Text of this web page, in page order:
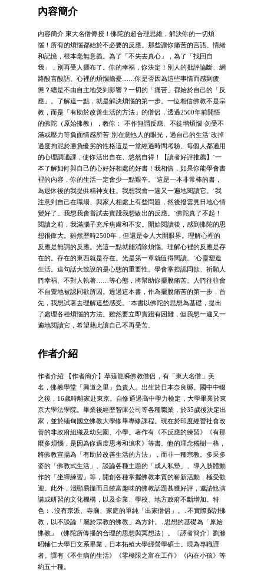
內容簡介
內容簡介 東大名僧傳授！佛陀的超合理思維，解決你的一切煩
惱！所有的煩惱都始於不必要的反應。那些讓你痛苦的言語、情緒
和記憶，根本毫無意義。為了「不失去真心」，為了「找回自
我」，別再受人擺布了。你的幸福，你決定！別人的批評論斷、網
路酸言酸語、心裡的煩惱擔憂……你是否因為這些事情而感到疲
憊？總是不由自主地受到影響？一切的「痛苦」都始於自己的「反
應」。了解這一點，就是解決煩惱的第一步。一位相信佛教不是宗
教，而是「有助於改善生活的方法」的僧侶，透過2500年前開悟
的佛陀（原始佛教），教你：˙不作無謂反應、不徒增煩惱˙勿受不
滿或壓力等負面情感所苦˙別在意他人的眼光，過自己的生活˙改掉
過度拘泥於勝負優劣的性格這是一堂經過時間考驗、每個人都適用
的心理調適課，使你活出自在、悠然自得！【讀者好評推薦】˙一
本了解如何與自己的心好好相處的好書！我相信，如果你能學會書
裡的內容，你的生活一定會少一點艱辛。˙這是一本非常棒的書，
為退休後的我提供精神支柱。我想我會一遍又一遍地閱讀它。˙我
注意到自己在職場、與家人相處上有些問題，然後撥雲見日地心情
變好了。我想我會嘗試去實踐我想做出的反應。˙佛陀真了不起！
閱讀之前，我滿腦子充斥焦慮和不安。開始閱讀後，感到佛陀的思
想很偉大。雖然歷時2500年，但還是令人大開眼界。理解心裡的
反應是無謂的反應。光這一點就能消除煩惱。理解心裡的反應是存
在的。存在的東西就是存在。光是第一章就值得閱讀。˙心靈塑造
生活。這句話大致說的是心態的重要性。學會掌控認同欲、祈願人
們幸福、不對人執著……等心態，將幫助你擺脫痛苦。人們往往會
不自覺地被認同欲所囚。透過這本書，作為擺脫痛苦的第一步，首
先，我想試著去理解這些感受。˙本書以佛陀的思想為基礎，提出
了處理各種煩惱的方法。雖然要立即實踐有困難，但我想一遍又一
遍地閱讀它，希望藉此讓自己不再受苦。
作者介紹
作者介紹 【作者簡介】草薙龍瞬佛教僧侶，有「東大名僧」美
名，佛教學堂「興道之里」負責人。出生於日本奈良縣。國中中輟
之後，16歲時離家赴東京。自修通過高中學力檢定，大學畢業於東
京大學法學院。畢業後經歷智庫公司等各種職業，於35歲後決定出
家，並於緬甸國立佛教大學修畢專修課程。現在於印度經營社會改
善的非政府組織及幼兒園、小學。著作有《不反應的練習》《有那
麼多煩惱，是因為你過度思考和追求》等書。他的理念獨樹一格，
將佛教宣揚為「有助於改善生活的方法」，而非一種宗教。多采多
姿的「佛教式生活」、談論各種主題的「成人私墊」、導入肢體動
作的「坐禪練習」等，開創各種掌握佛教本質的嶄新活動，極受歡
迎。此外，淺顯易懂而且饒富趣味的佛教話題甚獲好評，邀請他演
講或研習的文化機構，以及企業、學校、地方政府不斷增加。特
色：․沒有宗派、寺廟、家庭的單純「出家僧侶」。․不實際探討佛
教，以不談論「屬於宗教的佛教」為方針。․思想的基礎為「原始
佛教」（佛陀所傳播的合理的思想與冥想法）。〔譯者簡介〕劉滌
昭輔仁大學日文系畢業，日本拓殖大學經營學碩士。現為專職譯
者。譯有《不生病的生活》《零極限之富在工作》《內在小孩》等
約五十種。